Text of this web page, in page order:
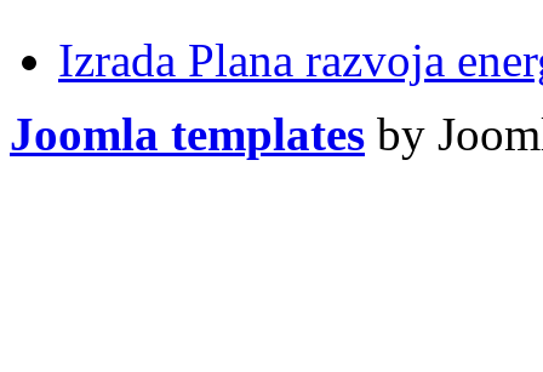
Izrada Plana razvoja
Joomla templates by